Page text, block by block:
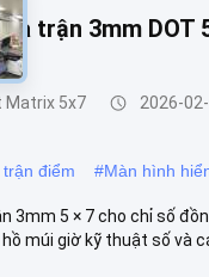
Time
trận 3mm
Matrix 5x7 2026-
điểm #Màn hình
3mm 5 × 7 cho chỉ số
múi giờ kỹ thuật số và